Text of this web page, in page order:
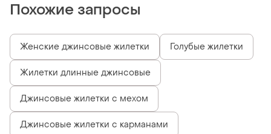
Похожие запросы
Женские джинсовые жилетки Голубые жилетки
Жилетки длинные джинсовые
Джинсовые жилетки с мехом
Джинсовые жилетки с карманами